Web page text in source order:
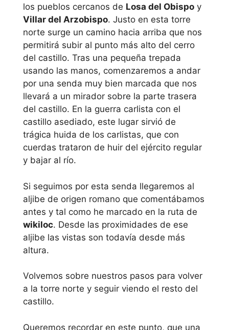
los pueblos cercanos de Losa del Obispo y
Villar del Arzobispo. Justo en esta torre
norte surge un camino hacia arriba que nos
permitirá subir al punto más alto del cerro
del castillo. Tras una pequeña trepada
usando las manos, comenzaremos a andar
por una senda muy bien marcada que nos
llevará a un mirador sobre la parte trasera
del castillo. En la guerra carlista con el
castillo asediado, este lugar sirvió de
trágica huida de los carlistas, que con
cuerdas trataron de huir del ejército regular
y bajar al río.
Si seguimos por esta senda llegaremos al
aljibe de origen romano que comentábamos
antes y tal como he marcado en la ruta de
wikiloc. Desde las proximidades de ese
aljibe las vistas son todavía desde más
altura.
Volvemos sobre nuestros pasos para volver
a la torre norte y seguir viendo el resto del
castillo.
Queremos recordar en este punto, que una